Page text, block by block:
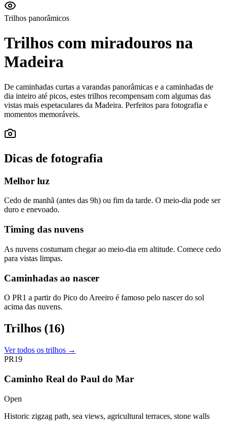
Trilhos panorâmicos
Trilhos com miradouros na
Madeira
De caminhadas curtas a varandas panorâmicas e a caminhadas de
dia inteiro até picos, estes trilhos recompensam com algumas das
vistas mais espetaculares da Madeira. Perfeitos para fotografia e
momentos memoráveis.
Dicas de fotografia
Melhor luz
Cedo de manhã (antes das 9h) ou fim da tarde. O meio-dia pode ser
duro e enevoado.
Timing das nuvens
As nuvens costumam chegar ao meio-dia em altitude. Comece cedo
para vistas limpas.
Caminhadas ao nascer
O PR1 a partir do Pico do Areeiro é famoso pelo nascer do sol
acima das nuvens.
Trilhos (16)
Ver todos os trilhos →
PR19
Caminho Real do Paul do Mar
Open
Historic zigzag path, sea views, agricultural terraces, stone walls